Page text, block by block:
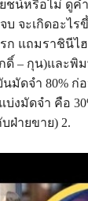
ชน์หรือไม่ ดูค
จะเกิดอะไร
ก แถมราชินีไ
– กุน)และพิ
ดจำ 80% ก่
งมัดจำ คือ
ฝ่ายขาย) 2.